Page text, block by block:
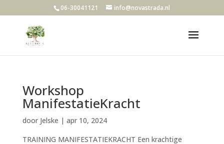
06-30041121 info@novastrada.nl
Workshop
ManifestatieKracht
door Jelske | apr 10, 2024
TRAINING MANIFESTATIEKRACHT Een krachtige